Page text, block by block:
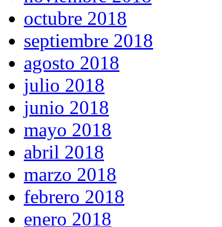
octubre 2018
septiembre 2018
agosto 2018
julio 2018
junio 2018
mayo 2018
abril 2018
marzo 2018
febrero 2018
enero 2018